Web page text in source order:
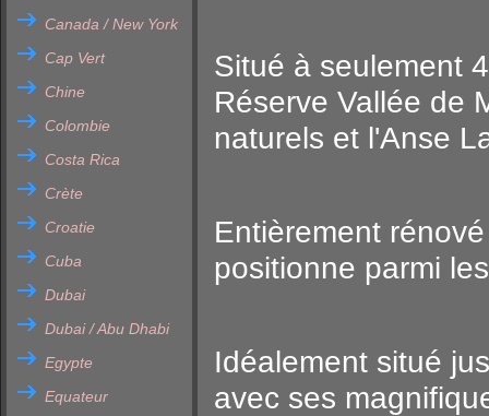
Canada / New York
Cap Vert
Chine
Colombie
Costa Rica
Crète
Croatie
Cuba
Dubai
Dubai / Abu Dhabi
Egypte
Equateur
Situé à seulement
Réserve Vallée de
naturels et l'Anse
Entièrement
positionne parmi
Idéalement situé
avec ses